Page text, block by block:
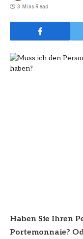
3 Mins Read
Haben Sie Ihren
Portemonnaie?